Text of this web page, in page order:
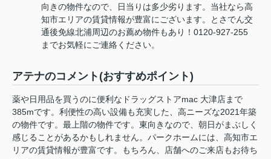
向きの物件なので、日当りは多少劣ります。当社なら高
知市エリアの賃貸情報が豊富にございます。とさでん交
通後免線北浦周辺のお薦め物件もあり！0120-927-255
までお気軽にご連絡ください。
アテナのコメント(おすすめポイント)
薬や日用品を買うのに便利なドラッグストアmac 大津店まで
385mです。利便性の高い設備も充実した、高ニーズな2021年築
の物件です。最上階の物件です。東向きなので、朝日がまぶしく
感じることがあるかもしれません。パークホームには、高知市エ
リアの賃貸情報が豊富です。もちろん、店舗へのご来店もお待ち